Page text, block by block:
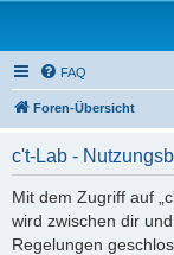
FAQ
Foren-Übersicht
c't-Lab -
Mit dem Zugriff auf
wird zwischen dir
Regelungen